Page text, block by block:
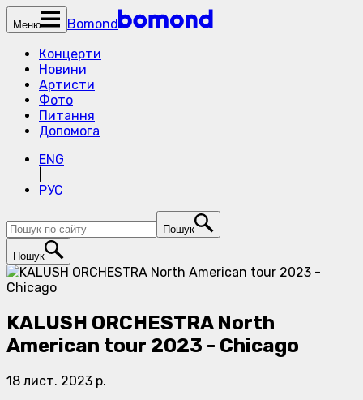
Меню
Bomond
Концерти
Новини
Артисти
Фото
Питання
Допомога
ENG
РУС
Пошук
Пошук
KALUSH ORCHESTRA North
American tour 2023 - Chicago
18 лист. 2023 р.